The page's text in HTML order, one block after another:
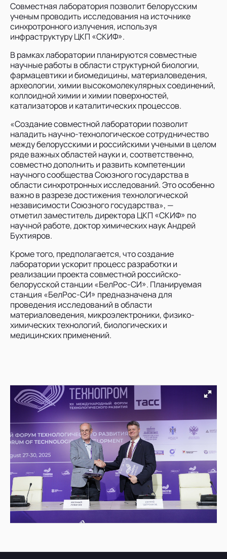
Совместная лаборатория позволит белорусским
ученым проводить исследования на источнике
синхротронного излучения, используя
инфраструктуру ЦКП «СКИФ».
В рамках лаборатории планируются совместные
научные работы в области структурной биологии,
фармацевтики и биомедицины, материаловедения,
археологии, химии высокомолекулярных соединений,
коллоидной химии и химии поверхностей,
катализаторов и каталитических процессов.
«Создание совместной лаборатории позволит
наладить научно-технологическое сотрудничество
между белорусскими и российскими учеными в целом
ряде важных областей науки и, соответственно,
совместно дополнить и развить компетенции
научного сообщества Союзного государства в
области синхротронных исследований. Это особенно
важно в разрезе достижения технологической
независимости Союзного государства», —
отметил заместитель директора ЦКП «СКИФ» по
научной работе, доктор химических наук Андрей
Бухтияров.
Кроме того, предполагается, что создание
лаборатории ускорит процесс разработки и
реализации проекта совместной российско-
белорусской станции «БелРос-СИ». Планируемая
станция «БелРос-СИ» предназначена для
проведения исследований в области
материаловедения, микроэлектроники, физико-
химических технологий, биологических и
медицинских применений.